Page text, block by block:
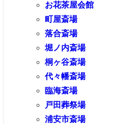
お花茶屋会館
町屋斎場
落合斎場
堀ノ内斎場
桐ヶ谷斎場
代々幡斎場
臨海斎場
戸田葬祭場
浦安市斎場